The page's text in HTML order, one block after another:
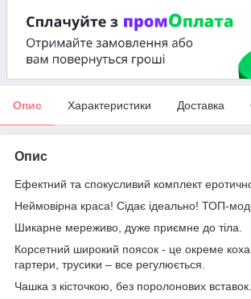
Опис Характеристики Доставка
Опис
Ефектний та спокусливий комплект
Неймовірна краса! Сідає ідеально! ТОП-
Шикарне мереживо, дуже приємне до тіла.
Корсетний широкий поясок - це окреме
гартери, трусики – все регулюється.
Чашка з кісточкою, без поролонових вставок.